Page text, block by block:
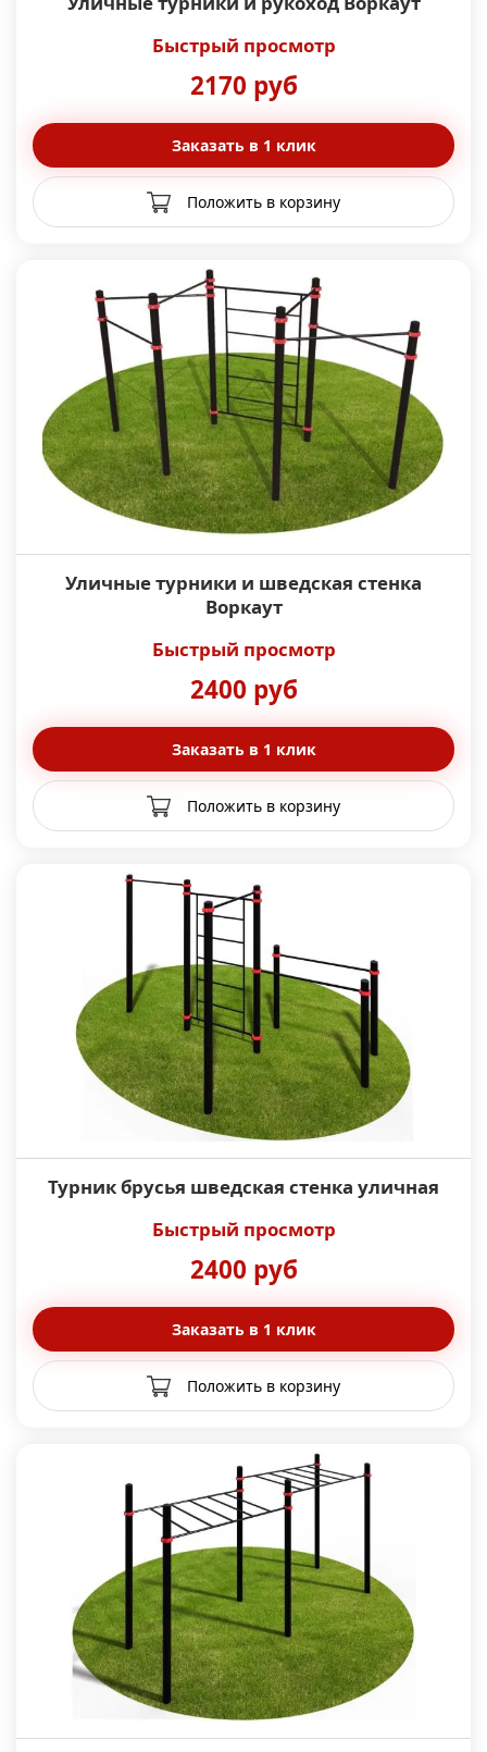
Быстрый просмотр
2170 руб
Заказать в 1 клик
Положить в корзину
Уличные турники и шведская стенка
Воркаут
Быстрый просмотр
2400 руб
Заказать в 1 клик
Положить в корзину
Турник брусья шведская стенка уличная
Быстрый просмотр
2400 руб
Заказать в 1 клик
Положить в корзину